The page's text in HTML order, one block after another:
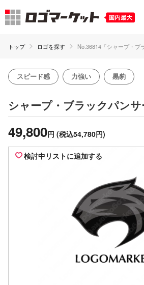
トップ ロゴを探す No.36814「シャープ・ブ
スピード感 力強い 黒豹
シャープ・ブラックパンサ
49,800円 (税込54,780円)
検討中リストに追加する